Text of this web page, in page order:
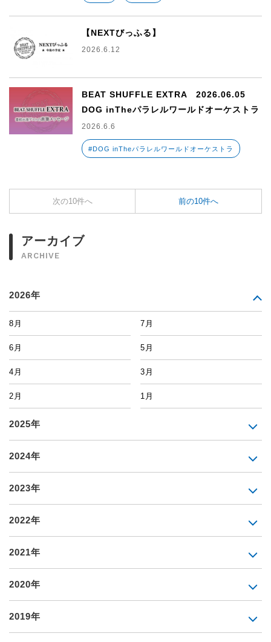
【NEXTびっふる】
2026.6.12
BEAT SHUFFLE EXTRA 2026.06.05
DOG inTheパラレルワールドオーケストラ
2026.6.6
#DOG inTheパラレルワールドオーケストラ
次の10件へ 前の10件へ
アーカイブ
ARCHIVE
2026年
8月 7月
6月 5月
4月 3月
2月 1月
2025年
2024年
2023年
2022年
2021年
2020年
2019年